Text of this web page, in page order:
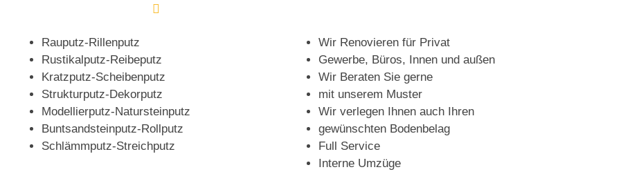
Rauputz-Rillenputz
Rustikalputz-Reibeputz
Kratzputz-Scheibenputz
Strukturputz-Dekorputz
Modellierputz-Natursteinputz
Buntsandsteinputz-Rollputz
Schlämmputz-Streichputz
Wir Renovieren für Privat
Gewerbe, Büros, Innen und außen
Wir Beraten Sie gerne
mit unserem Muster
Wir verlegen Ihnen auch Ihren
gewünschten Bodenbelag
Full Service
Interne Umzüge